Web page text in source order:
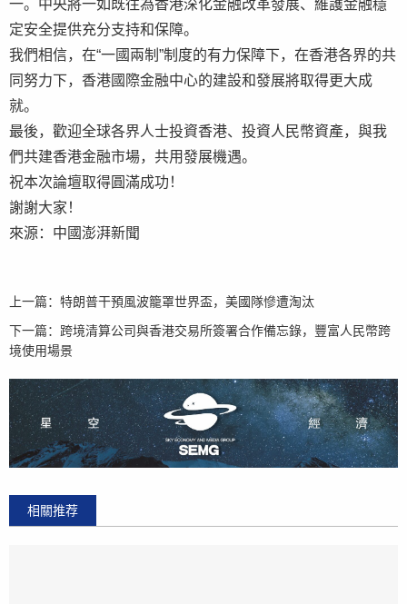
一。中央將一如既往為香港深化金融改革發展、維護金融穩
定安全提供充分支持和保障。
我們相信，在“一國兩制”制度的有力保障下，在香港各界的共
同努力下，香港國際金融中心的建設和發展將取得更大成
就。
最後，歡迎全球各界人士投資香港、投資人民幣資產，與我
們共建香港金融市場，共用發展機遇。
祝本次論壇取得圓滿成功！
謝謝大家！
來源：中國澎湃新聞
上一篇： 特朗普干預風波籠罩世界盃，美國隊慘遭淘汰
下一篇： 跨境清算公司與香港交易所簽署合作備忘錄，豐富人民幣跨
境使用場景
相關推荐